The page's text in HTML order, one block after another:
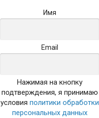
Имя
Email
Нажимая на кнопку
подтверждения, я принимаю
условияполитики обработки
персональных данных